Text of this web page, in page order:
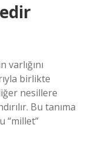
birlikte
nesillere
Bu tanıma
“millet”